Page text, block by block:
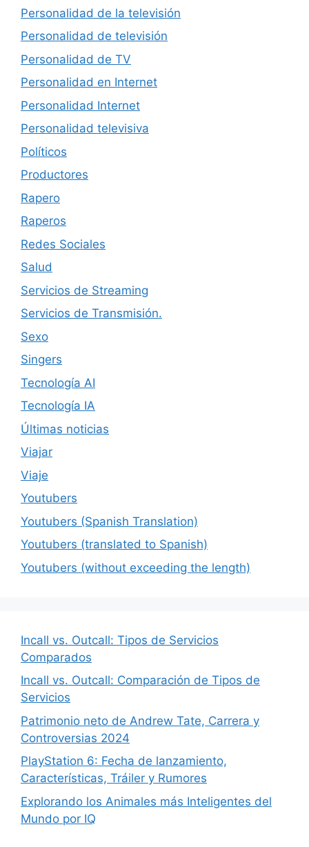
Personalidad de la televisión
Personalidad de televisión
Personalidad de TV
Personalidad en Internet
Personalidad Internet
Personalidad televisiva
Políticos
Productores
Rapero
Raperos
Redes Sociales
Salud
Servicios de Streaming
Servicios de Transmisión.
Sexo
Singers
Tecnología AI
Tecnología IA
Últimas noticias
Viajar
Viaje
Youtubers
Youtubers (Spanish Translation)
Youtubers (translated to Spanish)
Youtubers (without exceeding the length)
Incall vs. Outcall: Tipos de Servicios
Comparados
Incall vs. Outcall: Comparación de Tipos de
Servicios
Patrimonio neto de Andrew Tate, Carrera y
Controversias 2024
PlayStation 6: Fecha de lanzamiento,
Características, Tráiler y Rumores
Explorando los Animales más Inteligentes del
Mundo por IQ